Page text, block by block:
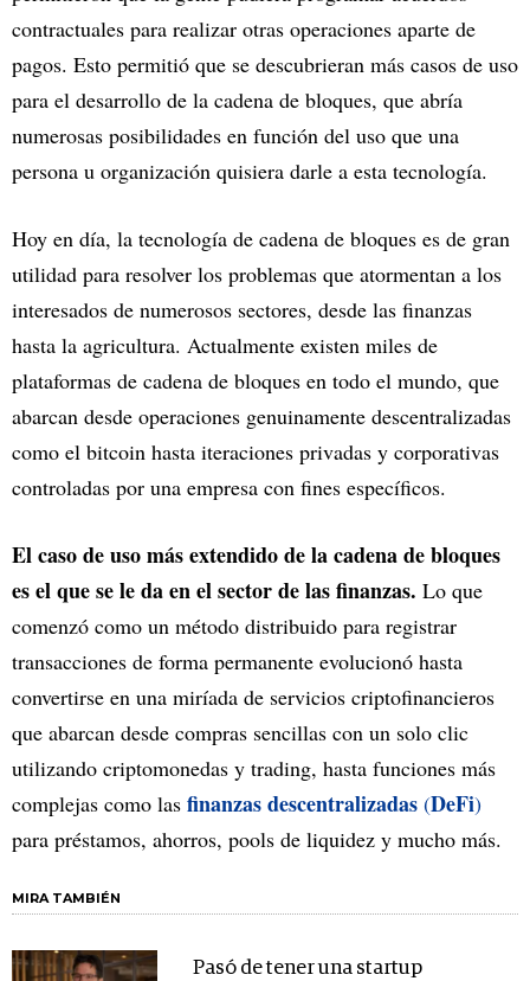
contractuales para realizar otras operaciones aparte de
pagos. Esto permitió que se descubrieran más casos de uso
para el desarrollo de la cadena de bloques, que abría
numerosas posibilidades en función del uso que una
persona u organización quisiera darle a esta tecnología.
Hoy en día, la tecnología de cadena de bloques es de gran
utilidad para resolver los problemas que atormentan a los
interesados de numerosos sectores, desde las finanzas
hasta la agricultura. Actualmente existen miles de
plataformas de cadena de bloques en todo el mundo, que
abarcan desde operaciones genuinamente descentralizadas
como el bitcoin hasta iteraciones privadas y corporativas
controladas por una empresa con fines específicos.
El caso de uso más extendido de la cadena de bloques
es el que se le da en el sector de las finanzas. Lo que
comenzó como un método distribuido para registrar
transacciones de forma permanente evolucionó hasta
convertirse en una miríada de servicios criptofinancieros
que abarcan desde compras sencillas con un solo clic
utilizando criptomonedas y trading, hasta funciones más
complejas como las finanzas descentralizadas (DeFi)
para préstamos, ahorros, pools de liquidez y mucho más.
MIRA TAMBIÉN
Pasó de tener una startup